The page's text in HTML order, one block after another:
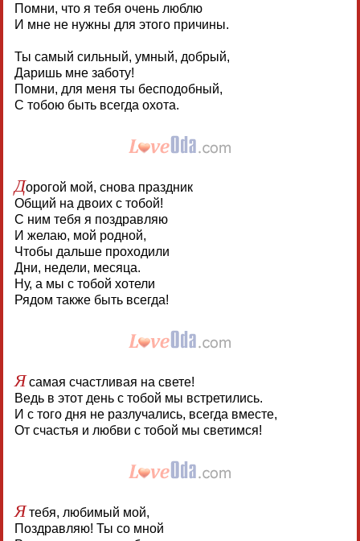
Помни, что я тебя очень люблю
И мне не нужны для этого причины.
Ты самый сильный, умный, добрый,
Даришь мне заботу!
Помни, для меня ты бесподобный,
С тобою быть всегда охота.
Дорогой мой, снова праздник
Общий на двоих с тобой!
С ним тебя я поздравляю
И желаю, мой родной,
Чтобы дальше проходили
Дни, недели, месяца.
Ну, а мы с тобой хотели
Рядом также быть всегда!
Ясамая счастливая на свете!
Ведь в этот день с тобой мы встретились.
И с того дня не разлучались, всегда вместе,
От счастья и любви с тобой мы светимся!
Ятебя, любимый мой,
Поздравляю! Ты со мной